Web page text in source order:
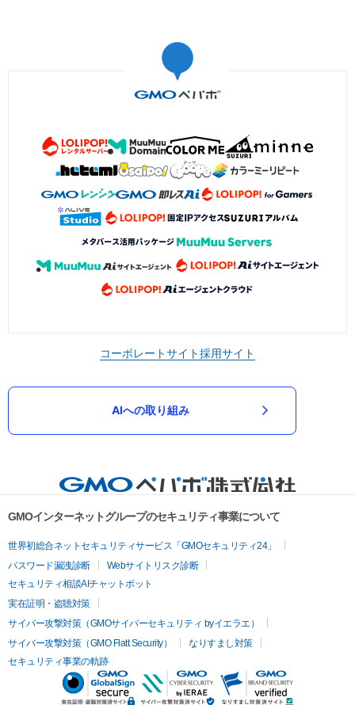
コーポレートサイト採用サイト
AIへの取り組み
GMOインターネットグループのセキュリティ事業について
世界初総合ネットセキュリティサービス「GMOセキュリティ24」
パスワード漏洩診断
Webサイトリスク診断
セキュリティ相談AIチャットボット
実在証明・盗聴対策
サイバー攻撃対策（GMOサイバーセキュリティ byイエラエ）
サイバー攻撃対策（GMO Flatt Security）
なりすまし対策
セキュリティ事業の軌跡